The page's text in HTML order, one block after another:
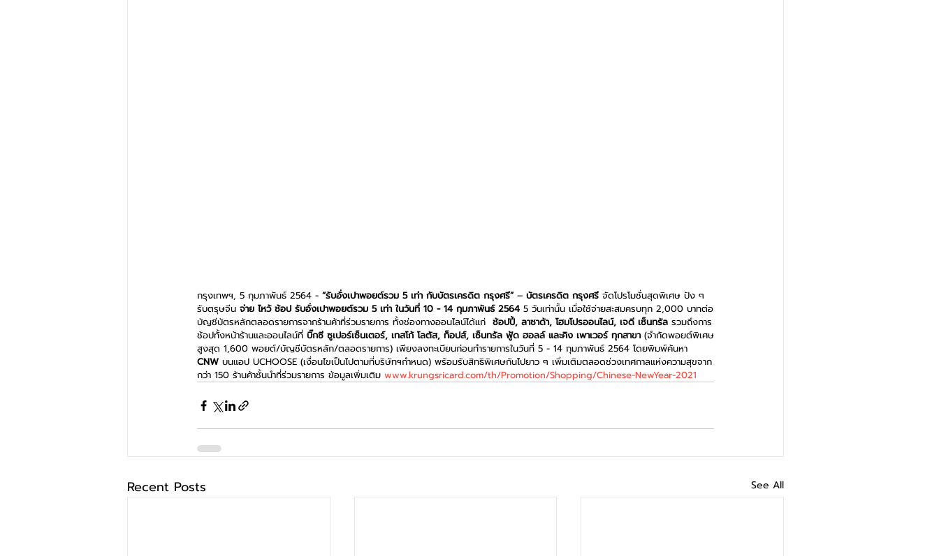
กรุงเทพฯ, 5 กุมภาพันธ์ 2564 - “รับอั่งเปาพอยต์รวม 5 เท่า กับบัตรเครดิต กรุงศรี” – บัตรเครดิต กรุงศรี จัดโปรโมชั่นสุดพิเศษ ปัง ๆ
รับตรุษจีน จ่าย ไหว้ ช้อป รับอั่งเปาพอยต์รวม 5 เท่า ในวันที่ 10 - 14 กุมภาพันธ์ 2564 5 วันเท่านั้น เมื่อใช้จ่ายสะสมครบทุก 2,000 บาทต่อ
บัญชีบัตรหลักตลอดรายการจากร้านค้าที่ร่วมรายการ ทั้งช่องทางออนไลน์ได้แก่ ช้อปปี้, ลาซาด้า, โฮมโปรออนไลน์, เจดี เซ็นทรัล รวมถึงการ
ช้อปทั้งหน้าร้านและออนไลน์ที่ บิ๊กซี ซูเปอร์เซ็นเตอร์, เทสโก้ โลตัส, ท็อปส์, เซ็นทรัล ฟู้ด ฮอลล์ และคิง เพาเวอร์ ทุกสาขา (จำกัดพอยต์พิเศษ
สูงสุด 1,600 พอยต์/บัญชีบัตรหลัก/ตลอดรายการ) เพียงลงทะเบียนก่อนทำรายการในวันที่ 5 - 14 กุมภาพันธ์ 2564 โดยพิมพ์ค้นหา
CNW บนแอป UCHOOSE (เงื่อนไขเป็นไปตามที่บริษัทฯกำหนด) พร้อมรับสิทธิพิเศษกันไปยาว ๆ เพิ่มเติมตลอดช่วงเทศกาลแห่งความสุขจาก
กว่า 150 ร้านค้าชั้นนำที่ร่วมรายการ ข้อมูลเพิ่มเติม www.krungsricard.com/th/Promotion/Shopping/Chinese-NewYear-2021
Recent Posts See All